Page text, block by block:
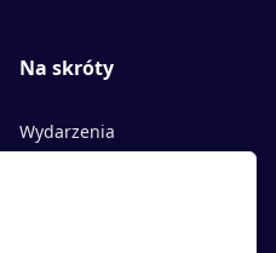
Na skróty
Wydarzenia